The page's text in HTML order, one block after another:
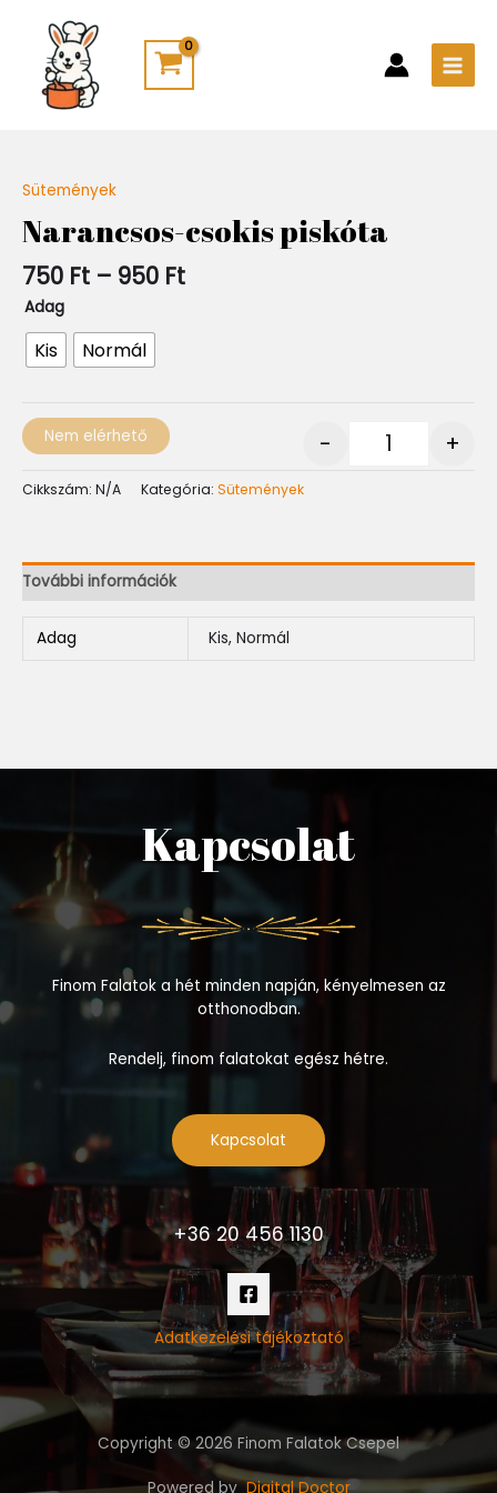
content
Sütemények
Narancsos-csokis piskóta
750 Ft – 950 Ft
750 Ft
-
950 Ft
Adag
Kis Normál
- +
Nem elérhető
Cikkszám: N/A Kategória: Sütemények
További információk
Adag Kis, Normál
Kapcsolat
Finom Falatok a hét minden napján, kényelmesen az
otthonodban.
Rendelj, finom falatokat egész hétre.
Kapcsolat
+36 20 456 1130
Adatkezelési tájékoztató
Copyright © 2026 Finom Falatok Csepel
Powered byDigital Doctor